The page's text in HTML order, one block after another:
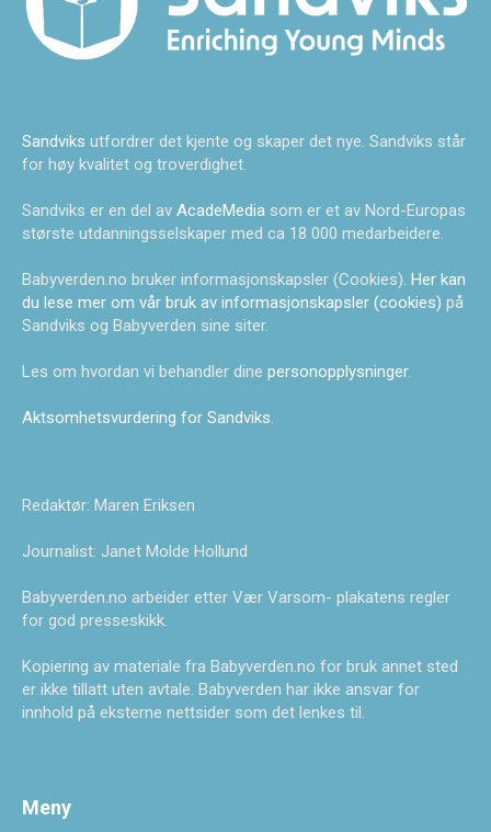
Sandviks utfordrer det kjente og skaper det nye. Sandviks står
for høy kvalitet og troverdighet.
Sandviks er en del av AcadeMedia som er et av Nord-Europas
største utdanningsselskaper med ca 18 000 medarbeidere.
Babyverden.no bruker informasjonskapsler (Cookies). Her kan
du lese mer om vår bruk av informasjonskapsler (cookies) på
Sandviks og Babyverden sine siter.
Les om hvordan vi behandler dine personopplysninger.
Aktsomhetsvurdering for Sandviks.
Redaktør: Maren Eriksen
Journalist: Janet Molde Hollund
Babyverden.no arbeider etter Vær Varsom- plakatens regler
for god presseskikk.
Kopiering av materiale fra Babyverden.no for bruk annet sted
er ikke tillatt uten avtale. Babyverden har ikke ansvar for
innhold på eksterne nettsider som det lenkes til.
Meny